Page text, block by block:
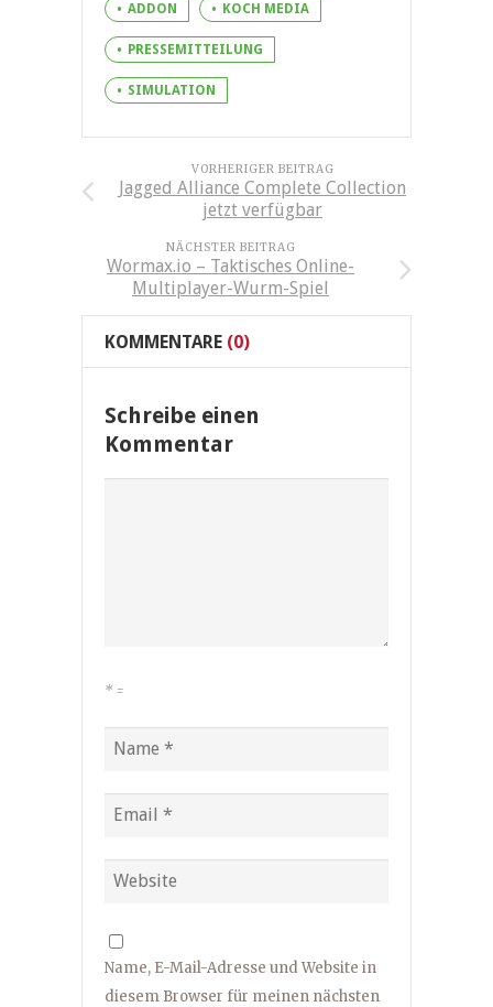
ADDON KOCH MEDIA
PRESSEMITTEILUNG
SIMULATION
VORHERIGER BEITRAG
Jagged Alliance Complete Collection
jetzt verfügbar
NÄCHSTER BEITRAG
Wormax.io – Taktisches Online-
Multiplayer-Wurm-Spiel
KOMMENTARE (0)
Schreibe einen
Kommentar
* =
Name, E-Mail-Adresse und Website in
diesem Browser für meinen nächsten